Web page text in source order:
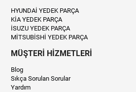
HYUNDAİ YEDEK PARÇA
KİA YEDEK PARÇA
İSUZU YEDEK PARÇA
MİTSUBİSHİ YEDEK PARÇA
MÜŞTERİ HİZMETLERİ
Blog
Sıkça Sorulan Sorular
Yardım